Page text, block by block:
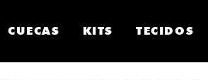
CUECAS KITS TECIDOS